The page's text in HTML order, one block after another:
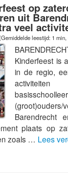
op
uit
veel
leestijd: 1 min,
Kinderfeest is
in de regio,
Barendrecht
plaats op
zoals … Lees